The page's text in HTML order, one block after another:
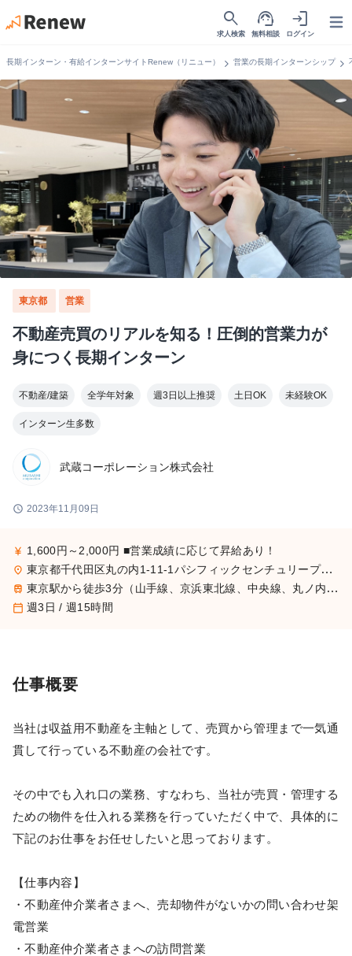
search
求人検索
support_agent
無料相談
login
ログイン
長期インターン・有給インターンサイトRenew（リニュー） chevron_right 営業の長期インターンシップchevron_right
東京都 営業
不動産売買のリアルを知る！圧倒的営業力が
身につく長期インターン
不動産/建築 全学年対象 週3日以上推奨 土日OK 未経験OK
インターン生多数
武蔵コーポレーション株式会社
schedule 2023年11月09日
currency_yen 1,600円～2,000円 ■営業成績に応じて昇給あり！
place 東京都千代田区丸の内1-11-1パシフィックセンチュリープレイス丸の内29階
train 東京駅から徒歩3分（山手線、京浜東北線、中央線、丸ノ内線、他） ビジネスの中心地である丸の内で働きませんか？
calendar_today 週3日 / 週15時間
仕事概要
当社は収益用不動産を主軸として、売買から管理まで一気通
貫して行っている不動産の会社です。
その中でも入れ口の業務、すなわち、当社が売買・管理する
ための物件を仕入れる業務を行っていただく中で、具体的に
下記のお仕事をお任せしたいと思っております。
【仕事内容】
・不動産仲介業者さまへ、売却物件がないかの問い合わせ架
電営業
・不動産仲介業者さまへの訪問営業